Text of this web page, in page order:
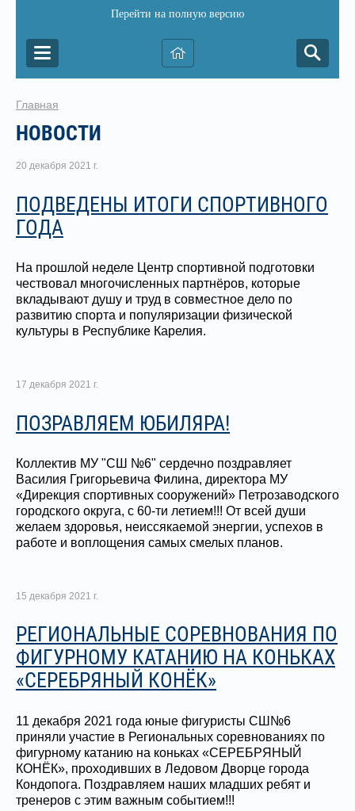
Перейти на полную версию
Главная
НОВОСТИ
20 декабря 2021 г.
ПОДВЕДЕНЫ ИТОГИ СПОРТИВНОГО
ГОДА
На прошлой неделе Центр спортивной подготовки
чествовал многочисленных партнёров, которые
вкладывают душу и труд в совместное дело по
развитию спорта и популяризации физической
культуры в Республике Карелия.
17 декабря 2021 г.
ПОЗРАВЛЯЕМ ЮБИЛЯРА!
Коллектив МУ "СШ №6" сердечно поздравляет
Василия Григорьевича Филина, директора МУ
«Дирекция спортивных сооружений» Петрозаводского
городского округа, с 60-ти летием!!! От всей души
желаем здоровья, неиссякаемой энергии, успехов в
работе и воплощения самых смелых планов.
15 декабря 2021 г.
РЕГИОНАЛЬНЫЕ СОРЕВНОВАНИЯ ПО
ФИГУРНОМУ КАТАНИЮ НА КОНЬКАХ
«СЕРЕБРЯНЫЙ КОНЁК»
11 декабря 2021 года юные фигуристы СШ№6
приняли участие в Региональных соревнованиях по
фигурному катанию на коньках «СЕРЕБРЯНЫЙ
КОНЁК», проходивших в Ледовом Дворце города
Кондопога. Поздравляем наших младших ребят и
тренеров с этим важным событием!!!